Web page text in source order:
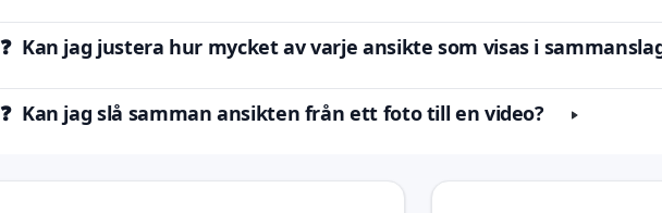
❓ Kan jag justera hur mycket av varje ansikte som visas i
❓ Kan jag slå samman ansikten från ett foto till en video?